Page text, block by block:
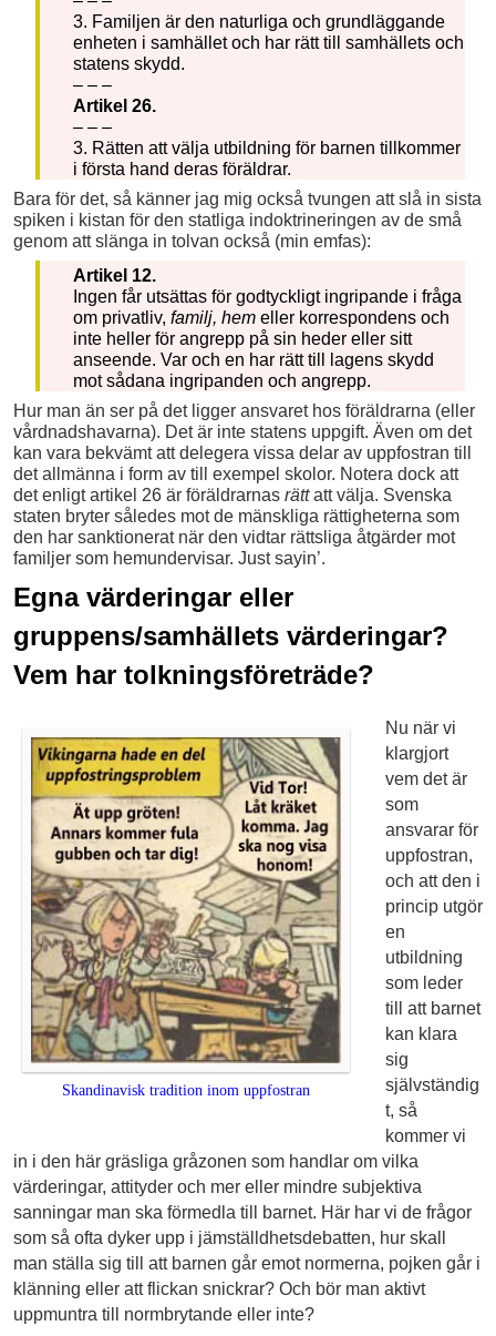
3. Familjen är den naturliga och grundläggande
enheten i samhället och har rätt till samhällets och
statens skydd.
– – –
Artikel 26.
– – –
3. Rätten att välja utbildning för barnen tillkommer
i första hand deras föräldrar.
Bara för det, så känner jag mig också tvungen att slå in sista
spiken i kistan för den statliga indoktrineringen av de små
genom att slänga in tolvan också (min emfas):
Artikel 12.
Ingen får utsättas för godtyckligt ingripande i fråga
om privatliv, familj, hemeller korrespondens och
inte heller för angrepp på sin heder eller sitt
anseende. Var och en har rätt till lagens skydd
mot sådana ingripanden och angrepp.
Hur man än ser på det ligger ansvaret hos föräldrarna (eller
vårdnadshavarna). Det är inte statens uppgift. Även om det
kan vara bekvämt att delegera vissa delar av uppfostran till
det allmänna i form av till exempel skolor. Notera dock att
det enligt artikel 26 är föräldrarnas rättatt välja. Svenska
staten bryter således mot de mänskliga rättigheterna som
den har sanktionerat när den vidtar rättsliga åtgärder mot
familjer som hemundervisar. Just sayin’.
Egna värderingar eller
gruppens/samhällets värderingar?
Vem har tolkningsföreträde?
Skandinavisk tradition inom uppfostran
Nu när vi
klargjort
vem det är
som
ansvarar för
uppfostran,
och att den i
princip utgör
en
utbildning
som leder
till att barnet
kan klara
sig
självständig
t, så
kommer vi
in i den här gräsliga gråzonen som handlar om vilka
värderingar, attityder och mer eller mindre subjektiva
sanningar man ska förmedla till barnet. Här har vi de frågor
som så ofta dyker upp i jämställdhets­debatten, hur skall
man ställa sig till att barnen går emot normerna, pojken går i
klänning eller att flickan snickrar? Och bör man aktivt
uppmuntra till normbrytande eller inte?